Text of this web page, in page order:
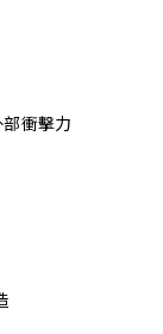
衝擊力